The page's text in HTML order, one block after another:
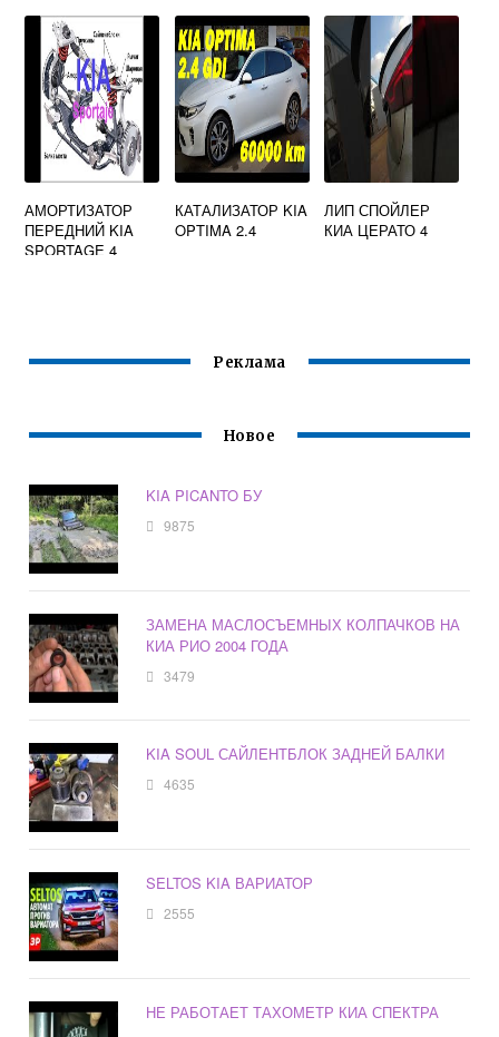
АМОРТИЗАТОР
ПЕРЕДНИЙ KIA
SPORTAGE 4
КАТАЛИЗАТОР KIA
OPTIMA 2.4
ЛИП СПОЙЛЕР
КИА ЦЕРАТО 4
Реклама
Новое
KIA PICANTO БУ
9875
ЗАМЕНА МАСЛОСЪЕМНЫХ КОЛПАЧКОВ НА
КИА РИО 2004 ГОДА
3479
KIA SOUL САЙЛЕНТБЛОК ЗАДНЕЙ БАЛКИ
4635
SELTOS KIA ВАРИАТОР
2555
НЕ РАБОТАЕТ ТАХОМЕТР КИА СПЕКТРА